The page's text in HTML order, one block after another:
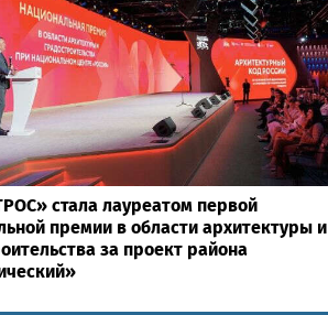
стала лауреатом первой
премии в области архитектуры и
за проект района